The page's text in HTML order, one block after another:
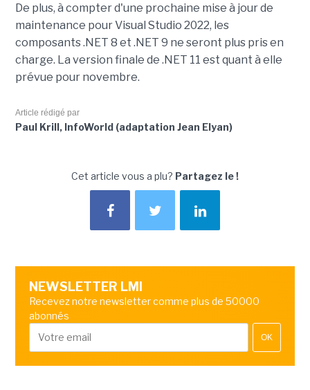
De plus, à compter d'une prochaine mise à jour de
maintenance pour Visual Studio 2022, les
composants .NET 8 et .NET 9 ne seront plus pris en
charge. La version finale de .NET 11 est quant à elle
prévue pour novembre.
Article rédigé par
Paul Krill, InfoWorld (adaptation Jean Elyan)
Cet article vous a plu? Partagez le !
NEWSLETTER LMI
Recevez notre newsletter comme plus de 50000
abonnés
OK